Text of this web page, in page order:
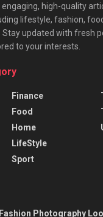
high-quality
lifestyle, fashion,
Stay updated with fresh
to your interests.
Finance
Food
Home
LifeStyle
Sport
Photography